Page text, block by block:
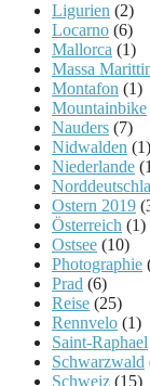
Ligurien (2)
Locarno (6)
Mallorca (1)
Massa
Montafon (1)
Mountainbike
Nauders (7)
Nidwalden (1)
Niederlande
Ostern 2019
Österreich (1)
Ostsee (10)
Photographie
Prad (6)
Reise (25)
Rennvelo (1)
Saint-Raphael
Schwarzwald
Schweiz (15)